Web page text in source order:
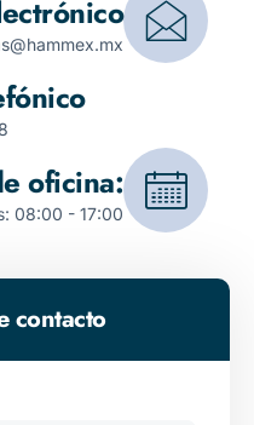
contacto
oficina:
08:00 - 17:00